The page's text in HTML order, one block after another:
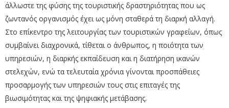
άλλωστε της φύσης της τουριστικής δραστηριότητας που ως
ζωντανός οργανισμός έχει ως μόνη σταθερά τη διαρκή αλλαγή.
Στο επίκεντρο της λειτουργίας των τουριστικών γραφείων, όπως
συμβαίνει διαχρονικά, τίθεται ο άνθρωπος, η ποιότητα των
υπηρεσιών, η διαρκής εκπαίδευση και η διατήρηση ικανών
στελεχών, ενώ τα τελευταία χρόνια γίνονται προσπάθειες
προσαρμογής των υπηρεσιών τους στις επιταγές της
βιωσιμότητας και της ψηφιακής μετάβασης.